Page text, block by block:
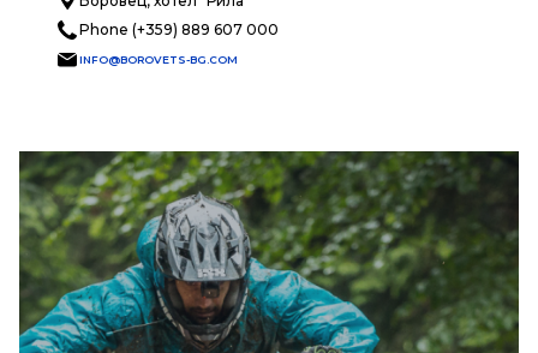
Phone (+359) 889 607 000
INFO@BOROVETS-BG.COM